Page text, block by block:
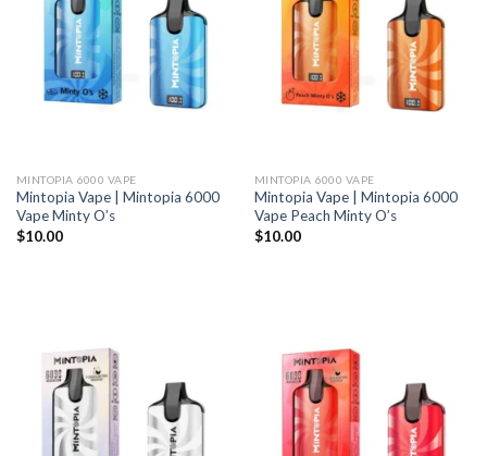
MINTOPIA 6000 VAPE
Mintopia Vape | Mintopia 6000
Vape Minty O’s
$10.00
MINTOPIA 6000 VAPE
Mintopia Vape | Mintopia 6000
Vape Peach Minty O’s
$10.00